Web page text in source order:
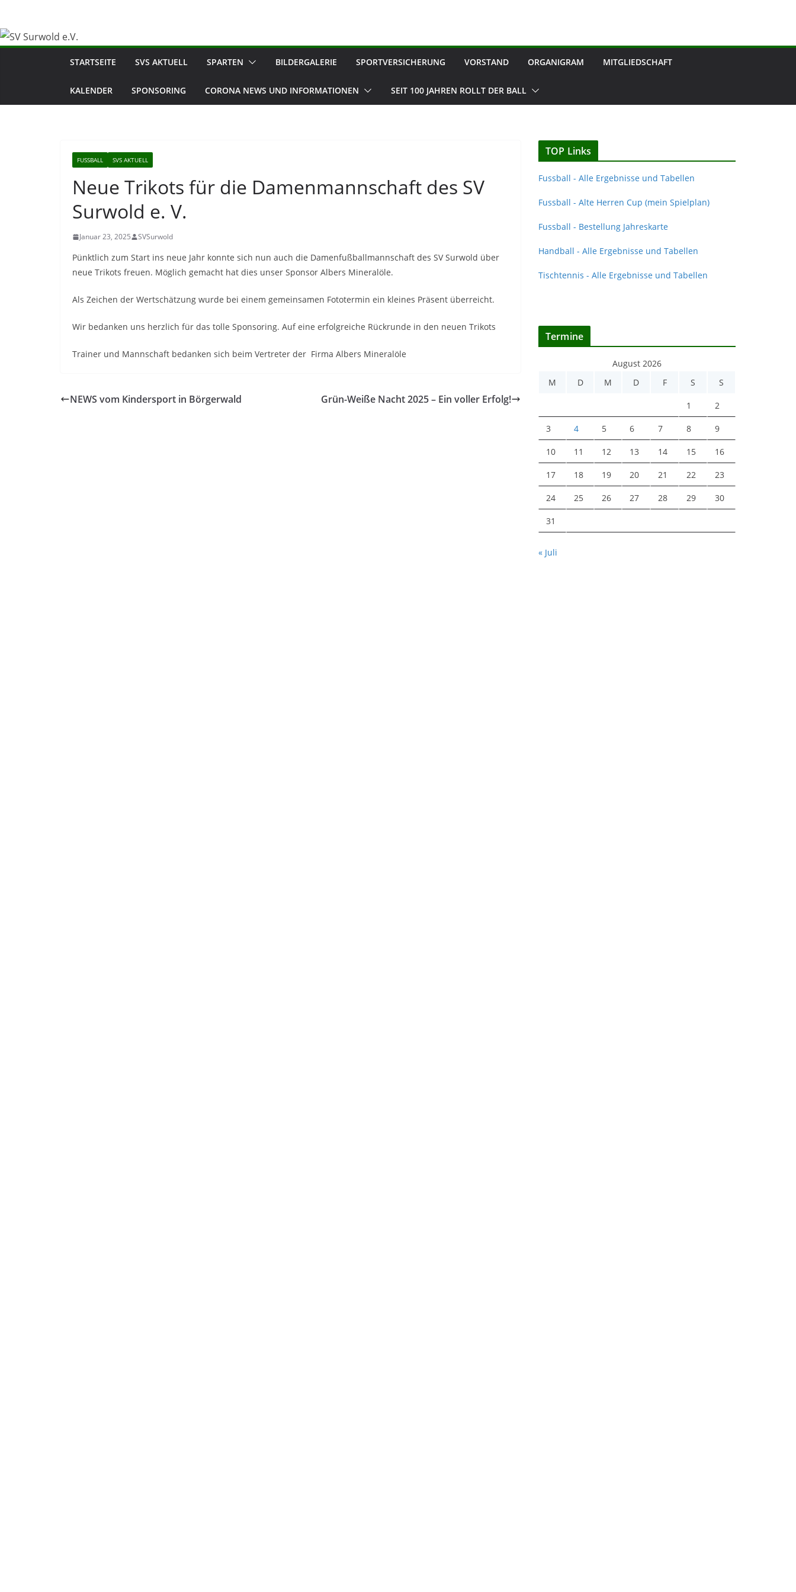
springen
STARTSEITE SVS AKTUELL SPARTEN BILDERGALERIE SPORTVERSICHERUNG VORSTAND ORGANIGRAM MITGLIEDSCHAFT
KALENDER SPONSORING CORONA NEWS UND INFORMATIONEN SEIT 100 JAHREN ROLLT DER BALL
FUSSBALL SVS AKTUELL
Neue Trikots für die Damenmannschaft des SV
Surwold e. V.
Januar 23, 2025 SVSurwold
Pünktlich zum Start ins neue Jahr konnte sich nun auch die Damenfußballmannschaft des SV Surwold über
neue Trikots freuen. Möglich gemacht hat dies unser Sponsor Albers Mineralöle.
Als Zeichen der Wertschätzung wurde bei einem gemeinsamen Fototermin ein kleines Präsent überreicht.
Wir bedanken uns herzlich für das tolle Sponsoring. Auf eine erfolgreiche Rückrunde in den neuen Trikots
Trainer und Mannschaft bedanken sich beim Vertreter der Firma Albers Mineralöle
NEWS vom Kindersport in Börgerwald Grün-Weiße Nacht 2025 – Ein voller Erfolg!
TOP Links
Fussball - Alle Ergebnisse und Tabellen
Fussball - Alte Herren Cup (mein Spielplan)
Fussball - Bestellung Jahreskarte
Handball - Alle Ergebnisse und Tabellen
Tischtennis - Alle Ergebnisse und Tabellen
Termine
August 2026
M
D M D F S S
1 2
3 4 5 6 7 8 9
10 11 12 13 14 15 16
17 18 19 20 21 22 23
24 25 26 27 28 29 30
31
« Juli